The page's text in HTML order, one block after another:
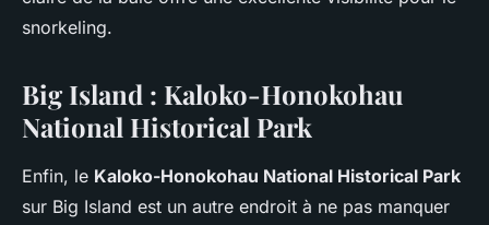
snorkeling.
Big Island : Kaloko-Honokohau
National Historical Park
Enfin, le Kaloko-Honokohau National Historical Park
sur Big Island est un autre endroit à ne pas manquer